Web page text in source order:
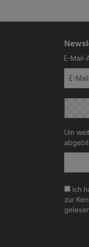
E-Mail-
Um
Ich
zur